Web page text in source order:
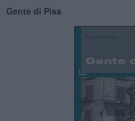
Gente di Pisa